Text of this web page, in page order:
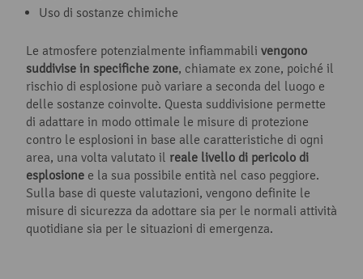
Uso di sostanze chimiche
Le atmosfere potenzialmente infiammabili vengono
suddivise in specifiche zone, chiamate ex zone, poiché il
rischio di esplosione può variare a seconda del luogo e
delle sostanze coinvolte. Questa suddivisione permette
di adattare in modo ottimale le misure di protezione
contro le esplosioni in base alle caratteristiche di ogni
area, una volta valutato il reale livello di pericolo di
esplosione e la sua possibile entità nel caso peggiore.
Sulla base di queste valutazioni, vengono definite le
misure di sicurezza da adottare sia per le normali attività
quotidiane sia per le situazioni di emergenza.